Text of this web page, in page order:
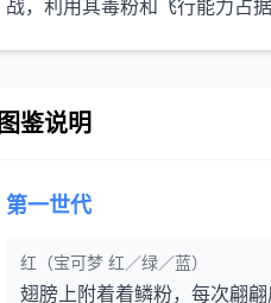
图鉴说明
第一世代
红（宝可梦 红／绿／蓝）
翅膀上附着着鳞粉，每次翩